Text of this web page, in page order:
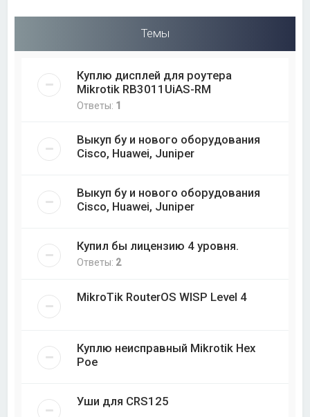
Темы
Куплю дисплей для роутера
Mikrotik RB3011UiAS-RM
Ответы: 1
Выкуп бу и нового оборудования
Cisco, Huawei, Juniper
Выкуп бу и нового оборудования
Cisco, Huawei, Juniper
Купил бы лицензию 4 уровня.
Ответы: 2
MikroTik RouterOS WISP Level 4
Куплю неисправный Mikrotik Hex
Poe
Уши для CRS125